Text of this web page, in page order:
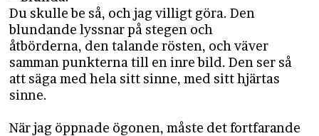
Du skulle be så, och jag villigt göra. Den
blundande lyssnar på stegen och
åtbörderna, den talande rösten, och väver
samman punkterna till en inre bild. Den ser så
att säga med hela sitt sinne, med sitt hjärtas
sinne.
När jag öppnade ögonen, måste det fortfarande